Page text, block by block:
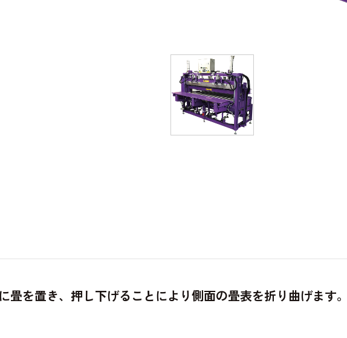
畳を置き、押し下げることにより側面の畳表を折り曲げます。